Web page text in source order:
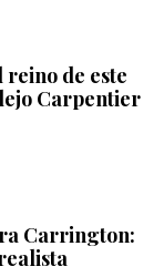
reino de este
Carpentier
Carrington: